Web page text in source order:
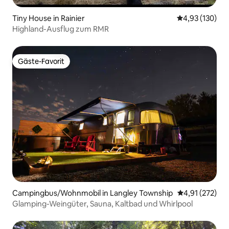
Tiny House in Rainier
4,93 (130)
Highland-Ausflug zum RMR
Gäste-Favorit
Gäste-Favorit
Campingbus/Wohnmobil in Langley Township
4,91 (272)
Glamping-Weingüter, Sauna, Kaltbad und Whirlpool